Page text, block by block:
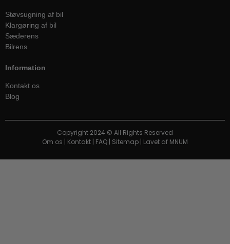
Støvsugning af bil
Klargøring af bil
Sæderens
Bilrens
Information
Kontakt os
Blog
Copyright 2024 © All Rights Reserved
Om os | Kontakt | FAQ | Sitemap | Lavet af MNUM